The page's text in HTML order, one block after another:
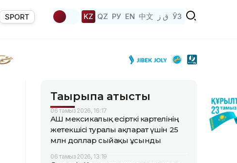
SPORT KZ QZ РУ EN 中文 ق ز ЎЗ
Тақырыпқа қатысты
06 тамыз 2026, 16:17
АҚШ мексикалық есірткі картелінің
жетекшісі туралы ақпарат үшін 25
млн доллар сыйақы ұсынды
06 тамыз 2026, 13:19